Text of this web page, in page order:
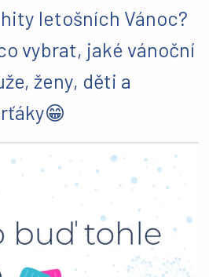
letošních Vánoc?
vybrat, jaké vánoční
ženy, děti a